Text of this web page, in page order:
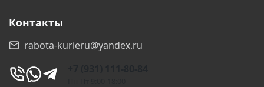
Ишимбай
Калуга Каменск-Шахтинский
Контакты
rabota-kurieru@yandex.ru